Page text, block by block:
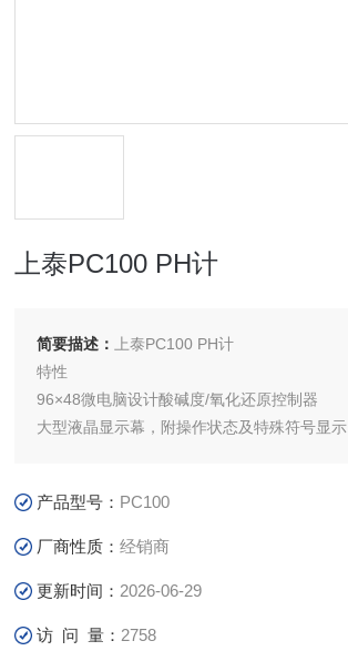
上泰PC100 PH计
简要描述：
上泰PC100 PH计
特性
96×48微电脑设计酸碱度/氧化还原控制器
大型液晶显示幕，附操作状态及特殊符号显示
产品型号： PC100
厂商性质：经销商
更新时间： 2026-06-29
访 问 量： 2758